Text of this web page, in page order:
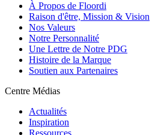
À Propos de Floordi
Raison d'être, Mission & Vision
Nos Valeurs
Notre Personnalité
Une Lettre de Notre PDG
Histoire de la Marque
Soutien aux Partenaires
Centre Médias
Actualités
Inspiration